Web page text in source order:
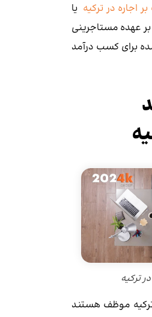
اجاره در ترکیه یا
بر عهده مستاجرینی
برای کسب درآمد
ترکیه
موظف هستند